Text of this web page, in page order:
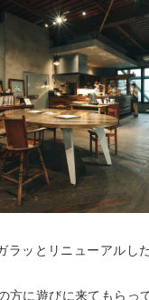
ラッとリニューアルし
方に遊びに来てもらっ